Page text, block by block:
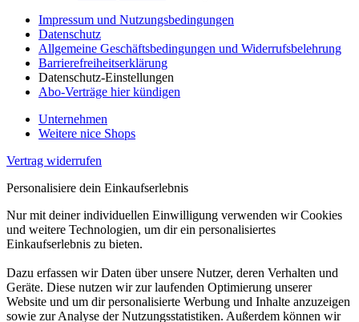
Impressum und Nutzungsbedingungen
Datenschutz
Allgemeine Geschäftsbedingungen und Widerrufsbelehrung
Barrierefreiheitserklärung
Datenschutz-Einstellungen
Abo-Verträge hier kündigen
Unternehmen
Weitere nice Shops
Vertrag widerrufen
Personalisiere dein Einkaufserlebnis
Nur mit deiner individuellen Einwilligung verwenden wir Cookies
und weitere Technologien, um dir ein personalisiertes
Einkaufserlebnis zu bieten.
Dazu erfassen wir Daten über unsere Nutzer, deren Verhalten und
Geräte. Diese nutzen wir zur laufenden Optimierung unserer
Website und um dir personalisierte Werbung und Inhalte anzuzeigen
sowie zur Analyse der Nutzungsstatistiken. Außerdem können wir